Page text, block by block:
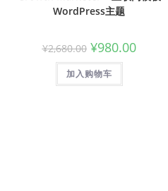
WordPress主题
¥2,680.00 ¥980.00
加入购物车